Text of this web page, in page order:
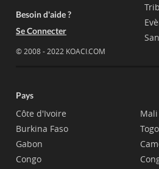
Besoin d'aide ?
Se Connecter
© 2008 - 2022 KOACI.COM
Pays
Côte d'Ivoire
Burkina Faso
Gabon
Congo
Mali
Togo